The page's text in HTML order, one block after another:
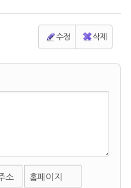
수정 삭제
소 홈페이지